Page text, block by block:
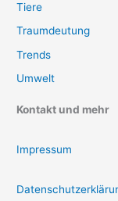
Tiere
Traumdeutung
Trends
Umwelt
Kontakt und mehr
Impressum